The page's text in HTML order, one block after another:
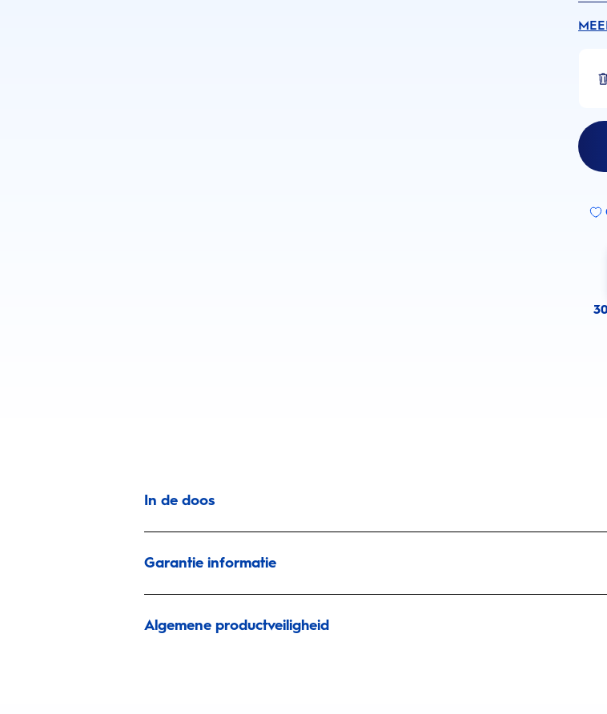
In de doos
Garantie informatie
Algemene productveiligheid